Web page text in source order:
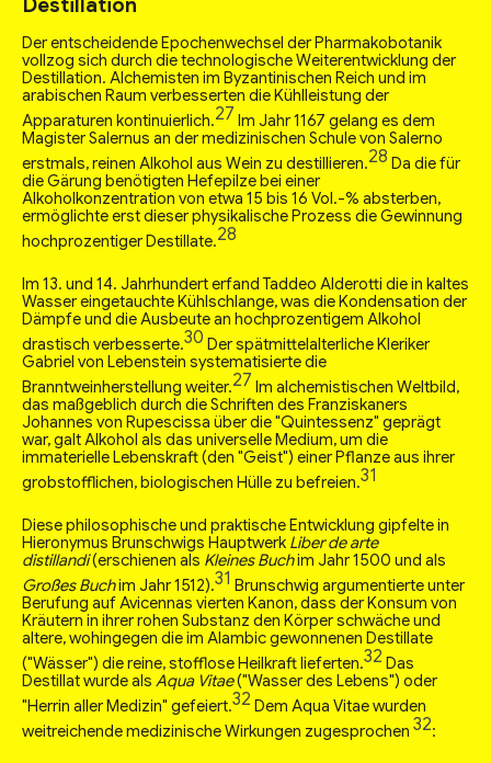
Destillation
Der entscheidende Epochenwechsel der Pharmakobotanik
vollzog sich durch die technologische Weiterentwicklung der
Destillation. Alchemisten im Byzantinischen Reich und im
arabischen Raum verbesserten die Kühlleistung der
Apparaturen kontinuierlich.27 Im Jahr 1167 gelang es dem
Magister Salernus an der medizinischen Schule von Salerno
erstmals, reinen Alkohol aus Wein zu destillieren.28 Da die für
die Gärung benötigten Hefepilze bei einer
Alkoholkonzentration von etwa 15 bis 16 Vol.-% absterben,
ermöglichte erst dieser physikalische Prozess die Gewinnung
hochprozentiger Destillate.28
Im 13. und 14. Jahrhundert erfand Taddeo Alderotti die in kaltes
Wasser eingetauchte Kühlschlange, was die Kondensation der
Dämpfe und die Ausbeute an hochprozentigem Alkohol
drastisch verbesserte.30 Der spätmittelalterliche Kleriker
Gabriel von Lebenstein systematisierte die
Branntweinherstellung weiter.27 Im alchemistischen Weltbild,
das maßgeblich durch die Schriften des Franziskaners
Johannes von Rupescissa über die "Quintessenz" geprägt
war, galt Alkohol als das universelle Medium, um die
immaterielle Lebenskraft (den "Geist") einer Pflanze aus ihrer
grobstofflichen, biologischen Hülle zu befreien.31
Diese philosophische und praktische Entwicklung gipfelte in
Hieronymus Brunschwigs Hauptwerk Liber de arte
distillandi(erschienen als Kleines Buchim Jahr 1500 und als
Großes Buchim Jahr 1512).31 Brunschwig argumentierte unter
Berufung auf Avicennas vierten Kanon, dass der Konsum von
Kräutern in ihrer rohen Substanz den Körper schwäche und
altere, wohingegen die im Alambic gewonnenen Destillate
("Wässer") die reine, stofflose Heilkraft lieferten.32 Das
Destillat wurde als Aqua Vitae("Wasser des Lebens") oder
"Herrin aller Medizin" gefeiert.32 Dem Aqua Vitae wurden
weitreichende medizinische Wirkungen zugesprochen 32: